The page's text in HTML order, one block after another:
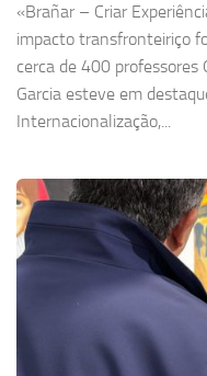
«Brañar – Criar
impacto transfronteiriço
cerca de 400 professores
Garcia esteve em
Internacionalização,...